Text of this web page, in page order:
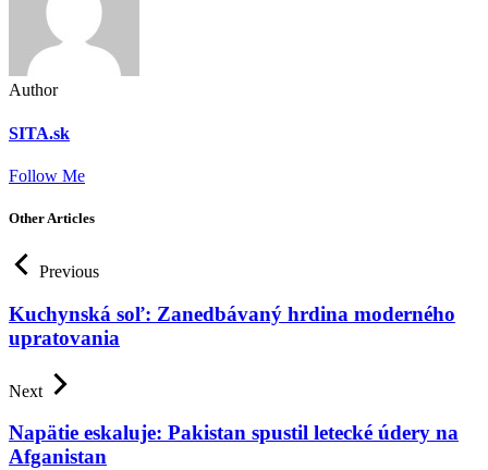
Author
SITA.sk
Follow Me
Other Articles
Previous
Kuchynská soľ: Zanedbávaný hrdina moderného
upratovania
Next
Napätie eskaluje: Pakistan spustil letecké údery na
Afganistan